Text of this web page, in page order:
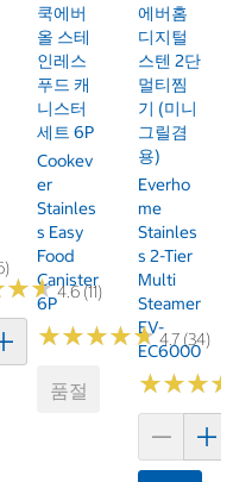
★★
★★4.6 (11)
담기
쿡에버
올 스테
인레스
푸드 캐
니스터
세트 6P
Cookev
Er
Stainles
S Easy
Food
Canister
6P
★★★★★
★★★★★4.7 (34)
품절
에버홈
디지털
스텐 2단
멀티찜
기 (미니
그릴겸
용)
Everho
Me
Stainles
S 2-Tier
Multi
Steamer
EV-
EC6000
★★★
★★★